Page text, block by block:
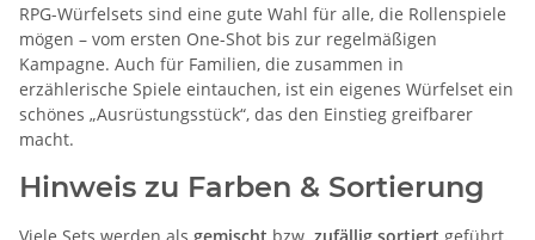
RPG-Würfelsets sind eine gute Wahl für alle, die Rollenspiele
mögen – vom ersten One-Shot bis zur regelmäßigen
Kampagne. Auch für Familien, die zusammen in
erzählerische Spiele eintauchen, ist ein eigenes Würfelset ein
schönes „Ausrüstungsstück“, das den Einstieg greifbarer
macht.
Hinweis zu Farben & Sortierung